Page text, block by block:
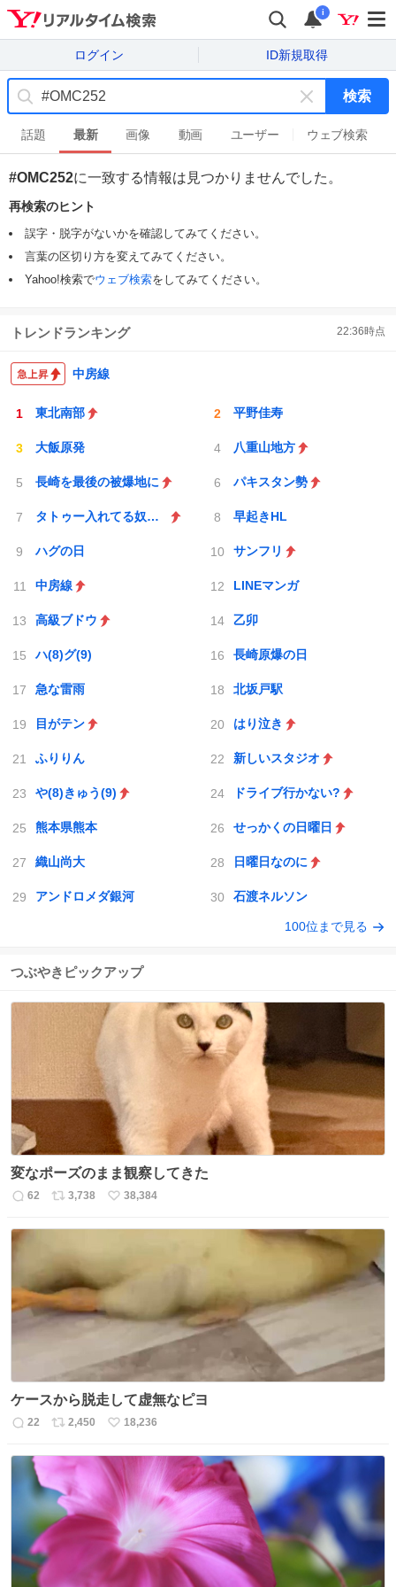
i
ログイン ID新規取得
キ
ー
ワ
ー
検索
話題 最新 画像 動画 ユーザー ウェブ検索
#OMC252に一致する情報は見つかりませんでした。
再検索のヒント
誤字・脱字がないかを確認してみてください。
言葉の区切り方を変えてみてください。
Yahoo!検索でウェブ検索をしてみてください。
トレンドランキング 22:36時点
中房線
東北南部 平野佳寿
大飯原発 八重山地方
長崎を最後の被爆地に パキスタン勢
タトゥー入れてる奴は全員バカです 早起きHL
ハグの日 サンフリ
中房線 LINEマンガ
高級ブドウ 乙卯
ハ(8)グ(9) 長崎原爆の日
急な雷雨 北坂戸駅
目がテン はり泣き
ふりりん 新しいスタジオ
や(8)きゅう(9) ドライブ行かない?
熊本県熊本 せっかくの日曜日
織山尚大 日曜日なのに
アンドロメダ銀河 石渡ネルソン
100位まで見る
つぶやきピックアップ
変なポーズのまま観察してきた
返
数
62
リ
数
3,738
い
38,384
ケースから脱走して虚無なピヨ
返
22
リ
ト
数
2,450
い
ね
数
18,236